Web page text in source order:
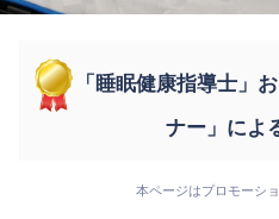
「睡眠健康指導士」
ナー」によ
本ページはプロモーシ